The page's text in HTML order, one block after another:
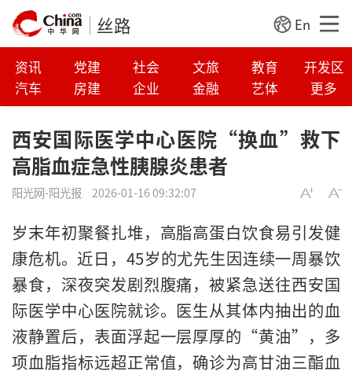
丝路 En
资讯 党建 社会 文旅 教育
开发区
汽车
房建 企业 金融 艺体 更多
西安国际医学中心医院“换血”救下
高脂血症急性胰腺炎患者
阳光网-阳光报 2026-01-16 09:32:07
岁末年初聚餐扎堆，高脂高蛋白饮食易引发健
康危机。近日，45岁的尤先生因连续一周暴饮
暴食，深夜突发剧烈腹痛，被紧急送往西安国
际医学中心医院就诊。医生从其体内抽出的血
液静置后，表面浮起一层厚厚的“黄油”，多
项血脂指标远超正常值，确诊为高甘油三酯血